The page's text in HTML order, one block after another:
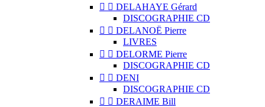
  DELAHAYE Gérard
DISCOGRAPHIE CD
  DELANOË Pierre
LIVRES
  DELORME Pierre
DISCOGRAPHIE CD
  DENI
DISCOGRAPHIE CD
  DERAIME Bill